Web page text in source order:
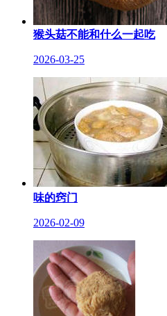
猴头菇不能和什么一起吃
2026-03-25
味的窍门
2026-02-09